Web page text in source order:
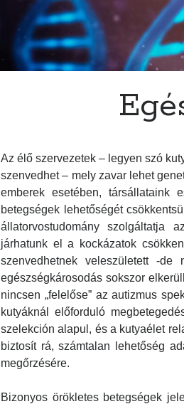
Az élő szervezetek – legyen szó
szenvedhet – mely zavar lehet
emberek esetében, társállataink
betegségek lehetőségét
állatorvostudomány szolgáltatja
járhatunk el a kockázatok
szenvedhetnek veleszületett -
egészségkárosodás sokszor
nincsen „felelőse” az autizmus
kutyáknál előforduló
szelekción alapul, és a kutyaélet
biztosít rá, számtalan lehetőség
megőrzésére.
Bizonyos örökletes betegségek